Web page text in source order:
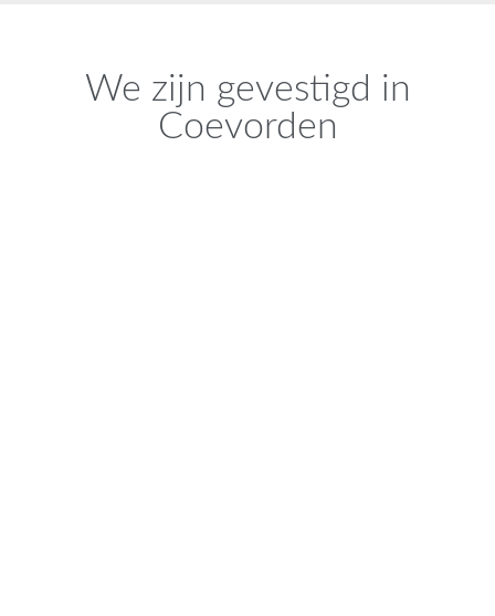
We zijn gevestigd in
Coevorden